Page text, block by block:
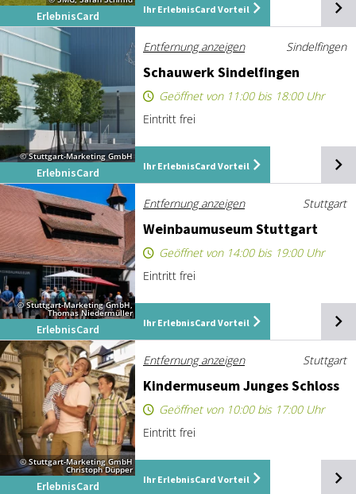
ErlebnisCard Ihr ErlebnisCard Vorteil
© Stuttgart-Marketing GmbH
ErlebnisCard
Entfernung anzeigen Sindelfingen
Schau­werk Sin­del­fin­gen
Geöffnet von 11:00 bis 18:00 Uhr
Eintritt frei
Ihr ErlebnisCard Vorteil
© Stuttgart-Marketing GmbH,
Thomas Niedermüller
ErlebnisCard
Entfernung anzeigen Stuttgart
Wein­bau­mu­se­um Stutt­gart
Geöffnet von 14:00 bis 19:00 Uhr
Eintritt frei
Ihr ErlebnisCard Vorteil
© Stuttgart-Marketing GmbH
Christoph Düpper
ErlebnisCard
Entfernung anzeigen Stuttgart
Kin­der­mu­se­um Jun­ges Schloss
Geöffnet von 10:00 bis 17:00 Uhr
Eintritt frei
Ihr ErlebnisCard Vorteil